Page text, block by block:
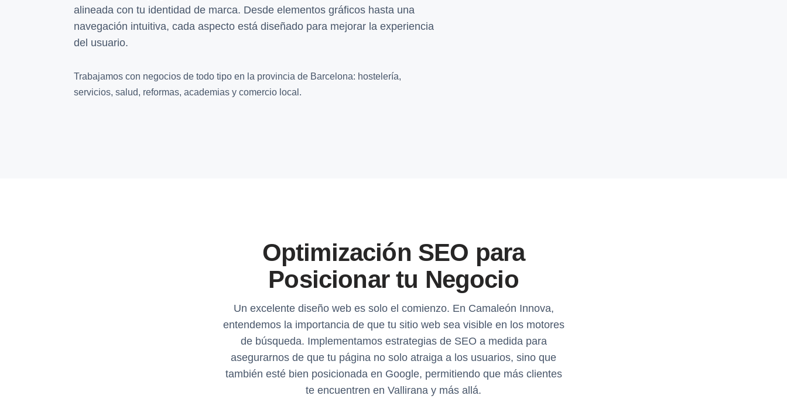
alineada con tu identidad de marca. Desde elementos gráficos hasta una
navegación intuitiva, cada aspecto está diseñado para mejorar la experiencia
del usuario.
Trabajamos con negocios de todo tipo en la provincia de Barcelona: hostelería,
servicios, salud, reformas, academias y comercio local.
Optimización SEO para
Posicionar tu Negocio
Un excelente diseño web es solo el comienzo. En Camaleón Innova,
entendemos la importancia de que tu sitio web sea visible en los motores
de búsqueda. Implementamos estrategias de SEO a medida para
asegurarnos de que tu página no solo atraiga a los usuarios, sino que
también esté bien posicionada en Google, permitiendo que más clientes
te encuentren en Vallirana y más allá.